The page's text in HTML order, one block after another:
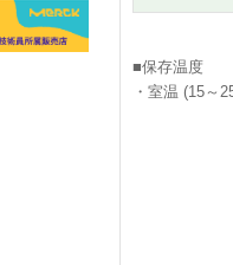
■保存温度
・室温 (15～